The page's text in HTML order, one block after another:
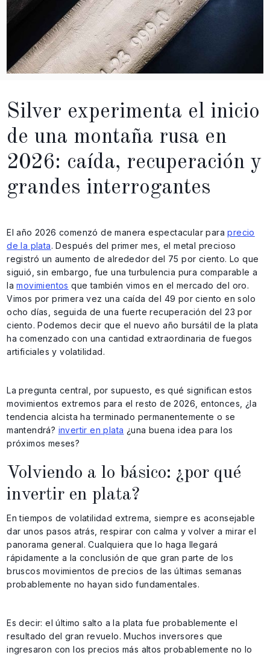
Silver experimenta el inicio
de una montaña rusa en
2026: caída, recuperación y
grandes interrogantes
El año 2026 comenzó de manera espectacular paraprecio
de la plata. Después del primer mes, el metal precioso
registró un aumento de alrededor del 75 por ciento. Lo que
siguió, sin embargo, fue una turbulencia pura comparable a
lamovimientos que también vimos en el mercado del oro.
Vimos por primera vez una caída del 49 por ciento en solo
ocho días, seguida de una fuerte recuperación del 23 por
ciento. Podemos decir que el nuevo año bursátil de la plata
ha comenzado con una cantidad extraordinaria de fuegos
artificiales y volatilidad.
La pregunta central, por supuesto, es qué significan estos
movimientos extremos para el resto de 2026, entonces, ¿la
tendencia alcista ha terminado permanentemente o se
mantendrá? invertir en plata ¿una buena idea para los
próximos meses?
Volviendo a lo básico: ¿por qué
invertir en plata?
En tiempos de volatilidad extrema, siempre es aconsejable
dar unos pasos atrás, respirar con calma y volver a mirar el
panorama general. Cualquiera que lo haga llegará
rápidamente a la conclusión de que gran parte de los
bruscos movimientos de precios de las últimas semanas
probablemente no hayan sido fundamentales.
Es decir: el último salto a la plata fue probablemente el
resultado del gran revuelo. Muchos inversores que
ingresaron con los precios más altos probablemente no lo